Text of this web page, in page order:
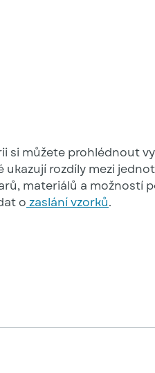
si můžete prohlédnout
ukazují rozdíly mezi
materiálů a možností
o zaslání vzorků.